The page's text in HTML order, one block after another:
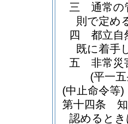
三
通常の
則で定め
四
都立自
既に着手
五
非常災
(平一
(中止命令等)
第十四条
認めると